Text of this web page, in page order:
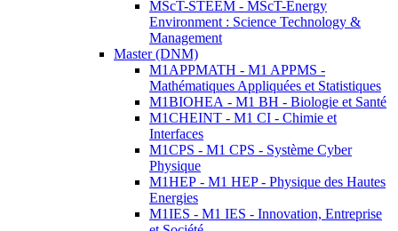
MScT-STEEM - MScT-Energy
Environment : Science Technology &
Management
Master (DNM)
M1APPMATH - M1 APPMS -
Mathématiques Appliquées et Statistiques
M1BIOHEA - M1 BH - Biologie et Santé
M1CHEINT - M1 CI - Chimie et
Interfaces
M1CPS - M1 CPS - Système Cyber
Physique
M1HEP - M1 HEP - Physique des Hautes
Energies
M1IES - M1 IES - Innovation, Entreprise